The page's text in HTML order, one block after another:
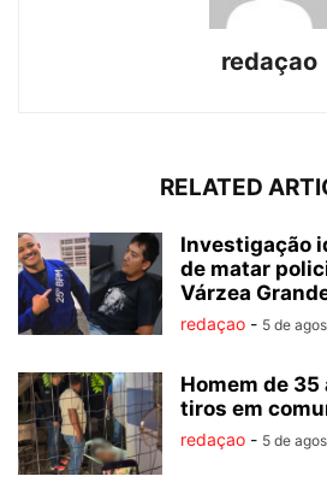
redaçao
RELATED
Investigação
de matar
Várzea
redaçao - 5 de
Homem de 35
tiros em
redaçao - 5 de